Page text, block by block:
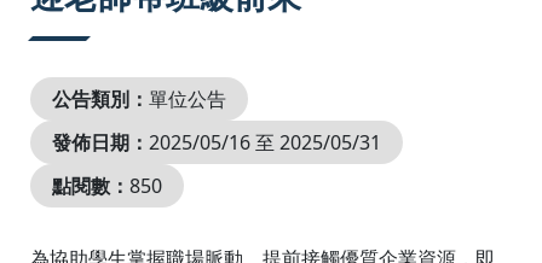
公告類別： 單位公告
發佈日期： 2025/05/16 至 2025/05/31
點閱數： 850